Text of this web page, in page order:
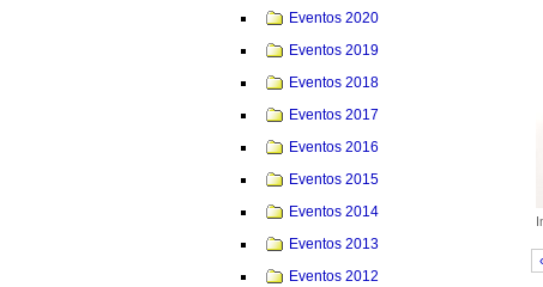
Eventos 2020
Eventos 2019
Eventos 2018
Eventos 2017
Eventos 2016
Eventos 2015
Eventos 2014
Eventos 2013
Eventos 2012